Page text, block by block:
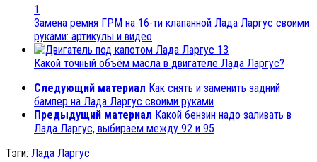
1
Замена ремня ГРМ на 16-ти клапанной Лада Ларгус своими
руками: артикулы и видео
13
Какой точный объём масла в двигателе Лада Ларгус?
Следующий материал Как снять и заменить задний
бампер на Лада Ларгус своими руками
Предыдущий материал Какой бензин надо заливать в
Лада Ларгус, выбираем между 92 и 95
Тэги: Лада Ларгус